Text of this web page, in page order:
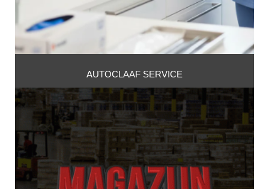
AUTOCLAAF SERVICE